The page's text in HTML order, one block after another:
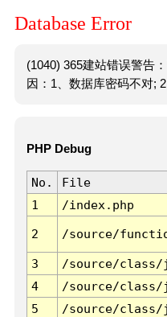
Database Error
(1040) 365建站错误警告
因：1、数据库密码不对;
PHP Debug
No. File
1
/index.php
2 /source/
3 /source/class/
4
/source/class/
5
/source/class/